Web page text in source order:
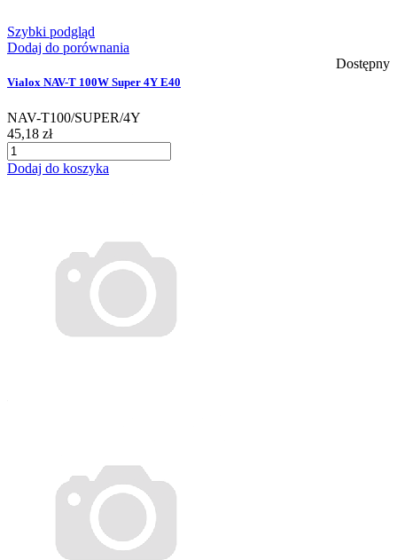
Szybki podgląd
Dodaj do porównania
Dostępny
Vialox NAV-T 100W Super 4Y E40
NAV-T100/SUPER/4Y
45,18 zł
Dodaj do koszyka